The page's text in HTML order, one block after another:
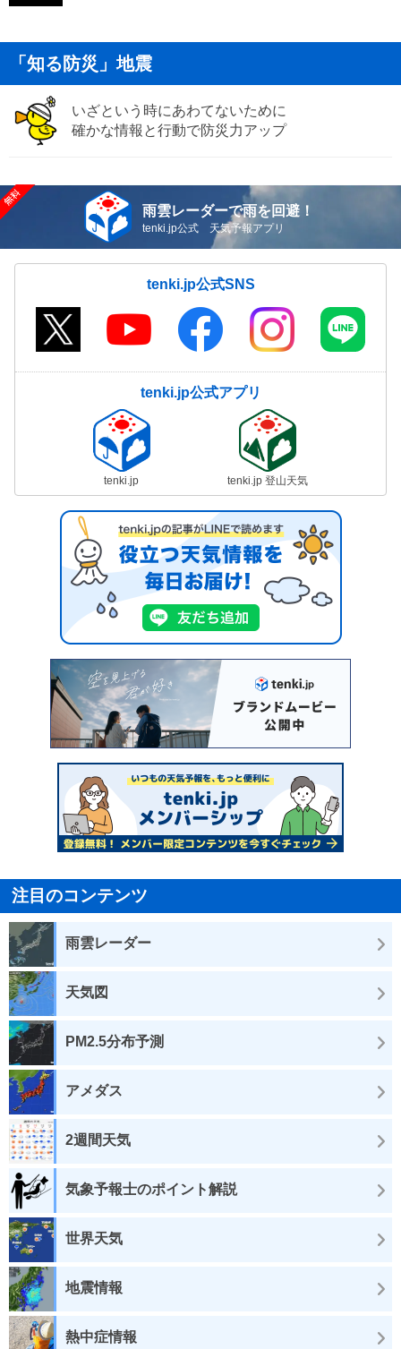
「知る防災」地震
いざという時にあわてないために
確かな情報と行動で防災力アップ
雨雲レーダーで雨を回避！
tenki.jp公式 天気予報アプリ
tenki.jp公式SNS
tenki.jp公式アプリ
tenki.jp tenki.jp 登山天気
注目のコンテンツ
雨雲レーダー
天気図
PM2.5分布予測
アメダス
2週間天気
気象予報士のポイント解説
世界天気
地震情報
熱中症情報